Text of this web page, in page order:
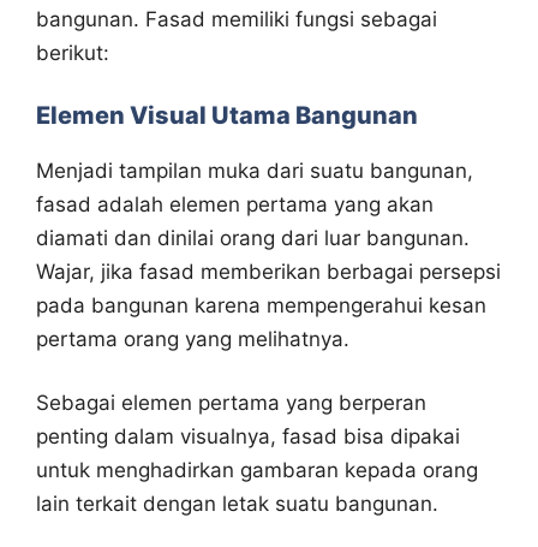
bangunan. Fasad memiliki fungsi sebagai
berikut:
Elemen Visual Utama Bangunan
Menjadi tampilan muka dari suatu bangunan,
fasad adalah elemen pertama yang akan
diamati dan dinilai orang dari luar bangunan.
Wajar, jika fasad memberikan berbagai persepsi
pada bangunan karena mempengerahui kesan
pertama orang yang melihatnya.
Sebagai elemen pertama yang berperan
penting dalam visualnya, fasad bisa dipakai
untuk menghadirkan gambaran kepada orang
lain terkait dengan letak suatu bangunan.